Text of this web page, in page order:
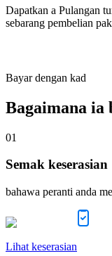
Dapatkan a Pulangan
sebarang pembelian
Bayar dengan kad
Bagaimana ia
01
Semak keserasian
bahawa peranti anda
Lihat keserasian